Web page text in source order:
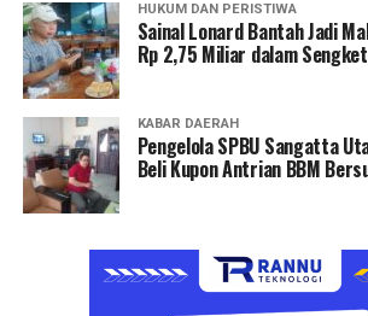
HUKUM DAN PERISTIWA
Sainal Lonard Bantah Jadi
Rp 2,75 Miliar dalam
KABAR DAERAH
Pengelola SPBU Sangatta
Beli Kupon Antrian BBM